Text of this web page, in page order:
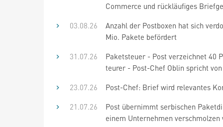
Commerce und rückläufiges
03.08.26
Anzahl der Postboxen hat sich
Mio. Pakete befördert
31.07.26
Paketsteuer - Post verzeichnet 40
teurer - Post-Chef Oblin spricht
23.07.26
Post-Chef: Brief wird relevantes
21.07.26
Post übernimmt serbischen
einem Unternehmen verschmolzen